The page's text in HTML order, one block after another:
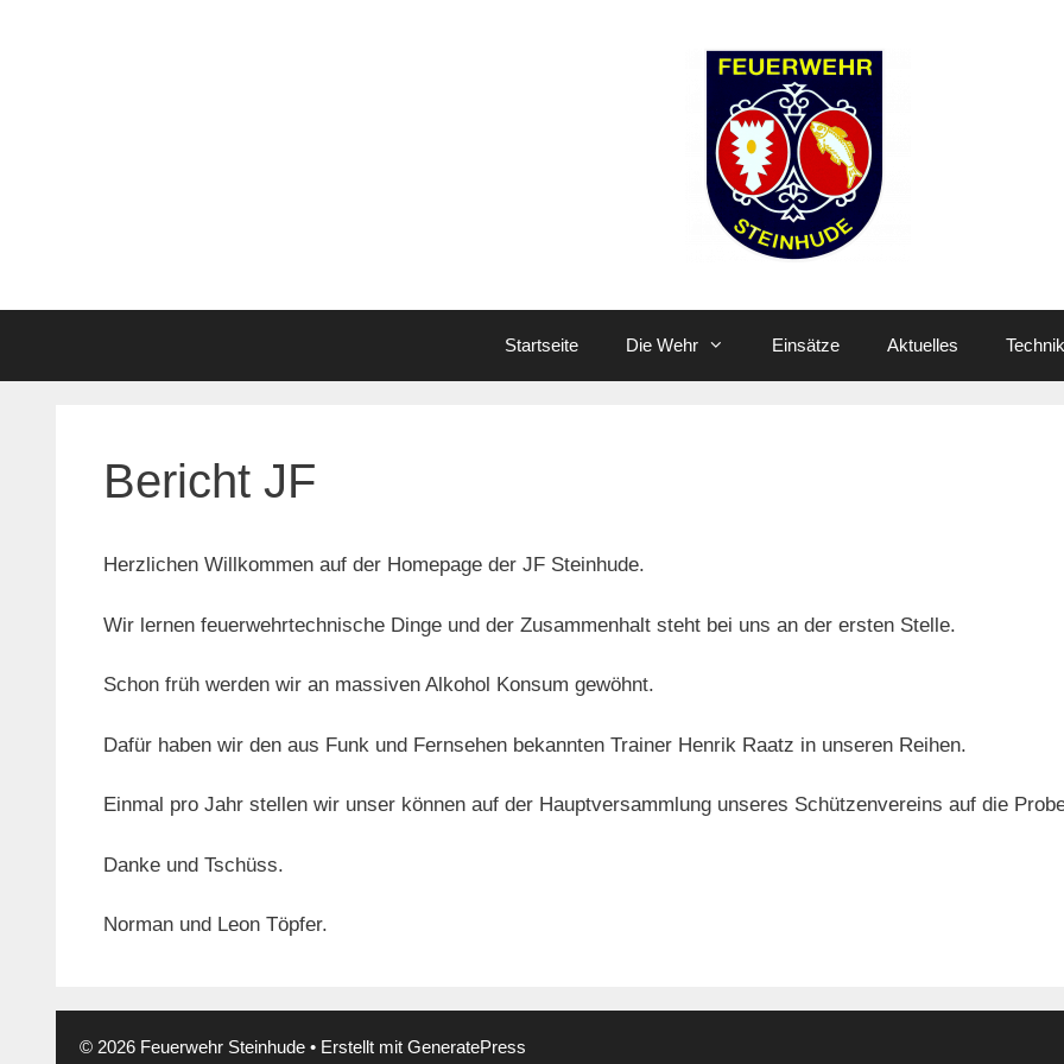
Startseite Die Wehr Einsätze Aktuelles Technik
Bericht JF
Herzlichen Willkommen auf der Homepage der JF Steinhude.
Wir lernen feuerwehrtechnische Dinge und der Zusammenhalt steht bei uns an der ersten Stelle.
Schon früh werden wir an massiven Alkohol Konsum gewöhnt.
Dafür haben wir den aus Funk und Fernsehen bekannten Trainer Henrik Raatz in unseren Reihen.
Einmal pro Jahr stellen wir unser können auf der Hauptversammlung unseres Schützenvereins auf die
Danke und Tschüss.
Norman und Leon Töpfer.
© 2026 Feuerwehr Steinhude • Erstellt mit GeneratePress